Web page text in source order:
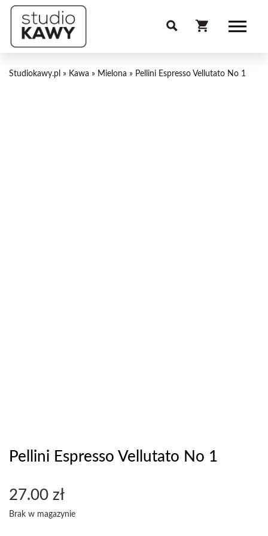
Studiokawy.pl » Kawa » Mielona » Pellini Espresso Vellutato No 1
Pellini Espresso Vellutato No 1
27.00 zł
Brak w magazynie